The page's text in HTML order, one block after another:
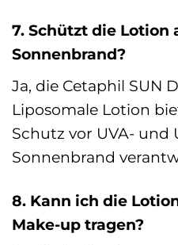
7. Schützt die Lotion
Sonnenbrand?
Ja, die Cetaphil SUN
Liposomale Lotion
Schutz vor UVA- und
Sonnenbrand
8. Kann ich die
Make-up tragen?